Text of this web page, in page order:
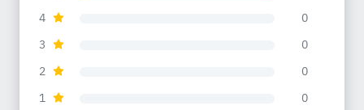
4
0
3
0
2
0
1
0